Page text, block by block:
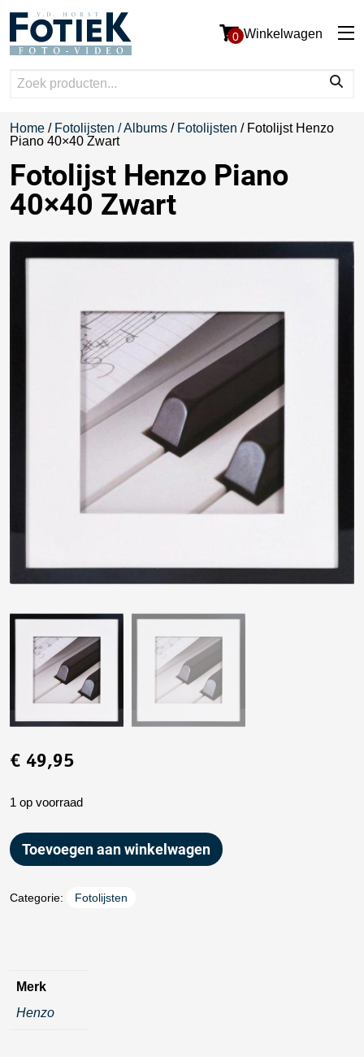
0 Winkelwagen
Home / Fotolijsten / Albums / Fotolijsten / Fotolijst Henzo
Piano 40×40 Zwart
Fotolijst Henzo Piano
40×40 Zwart
€ 49,95
1 op voorraad
Toevoegen aan winkelwagen
Categorie: Fotolijsten
Merk
Henzo